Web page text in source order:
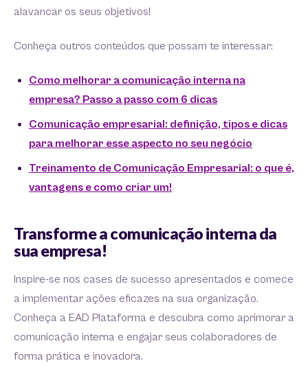
alavancar os seus objetivos!
Conheça outros conteúdos que possam te interessar:
Como melhorar a comunicação interna na
empresa? Passo a passo com 6 dicas
Comunicação empresarial: definição, tipos e dicas
para melhorar esse aspecto no seu negócio
Treinamento de Comunicação Empresarial: o que é,
vantagens e como criar um!
Transforme a comunicação interna da
sua empresa!
Inspire-se nos cases de sucesso apresentados e comece
a implementar ações eficazes na sua organização.
Conheça a EAD Plataforma e descubra como aprimorar a
comunicação interna e engajar seus colaboradores de
forma prática e inovadora.